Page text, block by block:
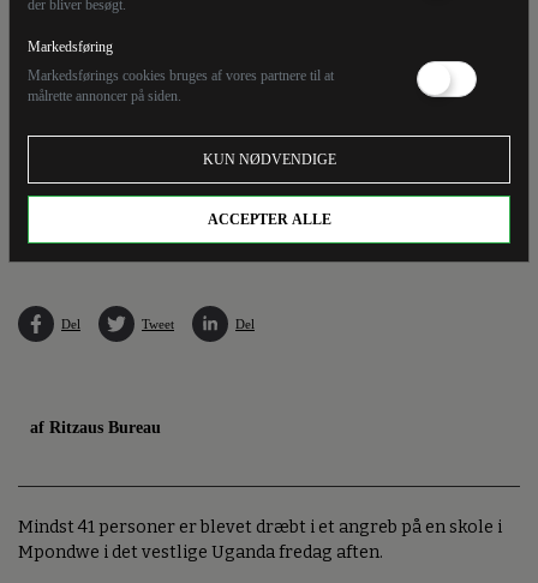
der bliver besøgt.
Markedsføring
Markedsførings cookies bruges af vores partnere til at
målrette annoncer på siden.
KUN NØDVENDIGE
ACCEPTER ALLE
Politiet har ikke oplyst, hvor mange af de dræbte der er børn. (Arkivfoto).
Del Tweet Del
af Ritzaus Bureau
Mindst 41 personer er blevet dræbt i et angreb på en skole i
Mpondwe i det vestlige Uganda fredag aften.